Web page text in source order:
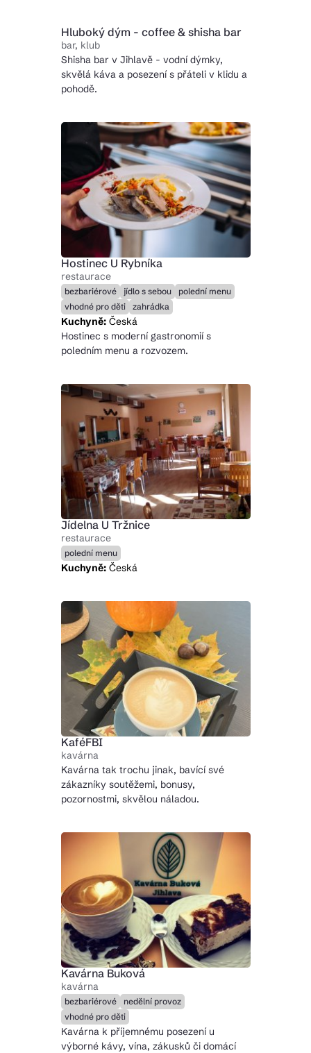
Hluboký dým - coffee & shisha bar
bar, klub
Shisha bar v Jihlavě - vodní dýmky,
skvělá káva a posezení s přáteli v klidu a
pohodě.
Hostinec U Rybníka
restaurace
bezbariérové jídlo s sebou
polední menu
vhodné pro děti
zahrádka
Kuchyně:Česká
Hostinec s moderní gastronomií s
poledním menu a rozvozem.
Jídelna U Tržnice
restaurace
polední menu
Kuchyně:Česká
KaféFBI
kavárna
Kavárna tak trochu jinak, bavící své
zákazníky soutěžemi, bonusy,
pozornostmi, skvělou náladou.
Kavárna Buková
kavárna
bezbariérové
nedělní provoz
vhodné pro děti
Kavárna k příjemnému posezení u
výborné kávy, vína, zákusků či domácí